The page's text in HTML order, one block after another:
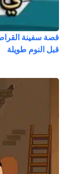
قصة سفينة
قبل النوم طويلة